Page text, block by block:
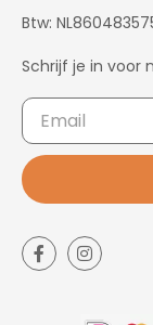
Btw:
Schrijf je in voor